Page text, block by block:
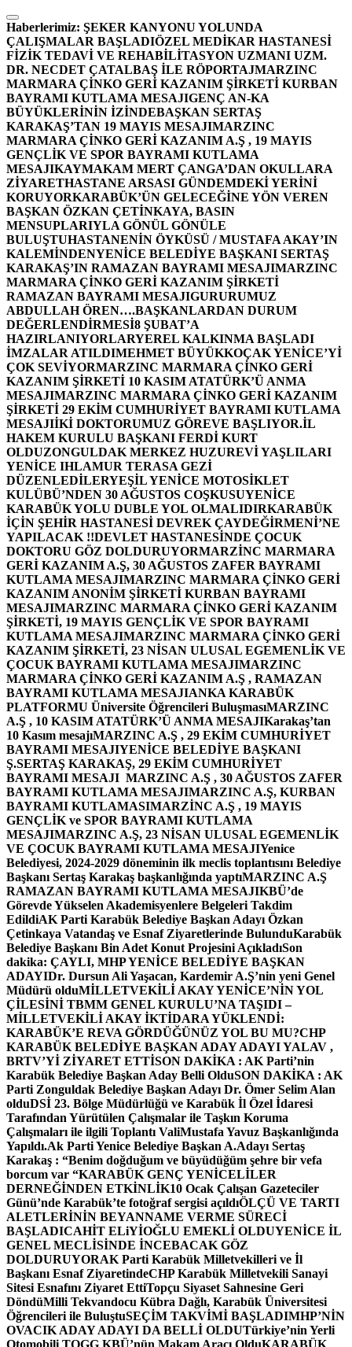
İçeriğe
atla
Haberlerimiz: ŞEKER KANYONU YOLUNDA
ÇALIŞMALAR BAŞLADIÖZEL MEDİKAR HASTANESİ
FİZİK TEDAVİ VE REHABİLİTASYON UZMANI UZM.
DR. NECDET ÇATALBAŞ İLE RÖPORTAJMARZINC
MARMARA ÇİNKO GERİ KAZANIM ŞİRKETİ KURBAN
BAYRAMI KUTLAMA MESAJIGENÇ AN-KA
BÜYÜKLERİNİN İZİNDEBAŞKAN SERTAŞ
KARAKAŞ’TAN 19 MAYIS MESAJIMARZINC
MARMARA ÇİNKO GERİ KAZANIM A.Ş , 19 MAYIS
GENÇLİK VE SPOR BAYRAMI KUTLAMA
MESAJIKAYMAKAM MERT ÇANGA’DAN OKULLARA
ZİYARETHASTANE ARSASI GÜNDEMDEKİ YERİNİ
KORUYORKARABÜK’ÜN GELECEĞİNE YÖN VEREN
BAŞKAN ÖZKAN ÇETİNKAYA, BASIN
MENSUPLARIYLA GÖNÜL GÖNÜLE
BULUŞTUHASTANENİN ÖYKÜSÜ / MUSTAFA AKAY’IN
KALEMİNDENYENİCE BELEDİYE BAŞKANI SERTAŞ
KARAKAŞ’IN RAMAZAN BAYRAMI MESAJIMARZINC
MARMARA ÇİNKO GERİ KAZANIM ŞİRKETİ
RAMAZAN BAYRAMI MESAJIGURURUMUZ
ABDULLAH ÖREN….BAŞKANLARDAN DURUM
DEĞERLENDİRMESİ8 ŞUBAT’A
HAZIRLANIYORLARYEREL KALKINMA BAŞLADI
İMZALAR ATILDIMEHMET BÜYÜKKOÇAK YENİCE’Yİ
ÇOK SEVİYORMARZINC MARMARA ÇİNKO GERİ
KAZANIM ŞİRKETİ 10 KASIM ATATÜRK’Ü ANMA
MESAJIMARZINC MARMARA ÇİNKO GERİ KAZANIM
ŞİRKETİ 29 EKİM CUMHURİYET BAYRAMI KUTLAMA
MESAJIİKİ DOKTORUMUZ GÖREVE BAŞLIYOR.İL
HAKEM KURULU BAŞKANI FERDİ KURT
OLDUZONGULDAK MERKEZ HUZUREVİ YAŞLILARI
YENİCE IHLAMUR TERASA GEZİ
DÜZENLEDİLERYEŞİL YENİCE MOTOSİKLET
KULÜBÜ’NDEN 30 AĞUSTOS COŞKUSUYENİCE
KARABÜK YOLU DUBLE YOL OLMALIDIRKARABÜK
İÇİN ŞEHİR HASTANESİ DEVREK ÇAYDEĞİRMENİ’NE
YAPILACAK !!DEVLET HASTANESİNDE ÇOCUK
DOKTORU GÖZ DOLDURUYORMARZİNC MARMARA
GERİ KAZANIM A.Ş, 30 AĞUSTOS ZAFER BAYRAMI
KUTLAMA MESAJIMARZINC MARMARA ÇİNKO GERİ
KAZANIM ANONİM ŞİRKETİ KURBAN BAYRAMI
MESAJIMARZINC MARMARA ÇİNKO GERİ KAZANIM
ŞİRKETİ, 19 MAYIS GENÇLİK VE SPOR BAYRAMI
KUTLAMA MESAJIMARZINC MARMARA ÇİNKO GERİ
KAZANIM ŞİRKETİ, 23 NİSAN ULUSAL EGEMENLİK VE
ÇOCUK BAYRAMI KUTLAMA MESAJIMARZINC
MARMARA ÇİNKO GERİ KAZANIM A.Ş , RAMAZAN
BAYRAMI KUTLAMA MESAJIANKA KARABÜK
PLATFORMU Üniversite Öğrencileri BuluşmasıMARZINC
A.Ş , 10 KASIM ATATÜRK’Ü ANMA MESAJIKarakaş’tan
10 Kasım mesajıMARZINC A.Ş , 29 EKİM CUMHURİYET
BAYRAMI MESAJIYENİCE BELEDİYE BAŞKANI
Ş.SERTAŞ KARAKAŞ, 29 EKİM CUMHURİYET
BAYRAMI MESAJI MARZINC A.Ş , 30 AĞUSTOS ZAFER
BAYRAMI KUTLAMA MESAJIMARZINC A.Ş, KURBAN
BAYRAMI KUTLAMASIMARZİNC A.Ş , 19 MAYIS
GENÇLİK ve SPOR BAYRAMI KUTLAMA
MESAJIMARZINC A.Ş, 23 NİSAN ULUSAL EGEMENLİK
VE ÇOCUK BAYRAMI KUTLAMA MESAJIYenice
Belediyesi, 2024-2029 döneminin ilk meclis toplantısını Belediye
Başkanı Sertaş Karakaş başkanlığında yaptıMARZINC A.Ş
RAMAZAN BAYRAMI KUTLAMA MESAJIKBÜ’de
Görevde Yükselen Akademisyenlere Belgeleri Takdim
EdildiAK Parti Karabük Belediye Başkan Adayı Özkan
Çetinkaya Vatandaş ve Esnaf Ziyaretlerinde BulunduKarabük
Belediye Başkanı Bin Adet Konut Projesini AçıkladıSon
dakika: ÇAYLI, MHP YENİCE BELEDİYE BAŞKAN
ADAYIDr. Dursun Ali Yaşacan, Kardemir A.Ş’nin yeni Genel
Müdürü olduMİLLETVEKİLİ AKAY YENİCE’NİN YOL
ÇİLESİNİ TBMM GENEL KURULU’NA TAŞIDI –
MİLLETVEKİLİ AKAY İKTİDARA YÜKLENDİ:
KARABÜK’E REVA GÖRDÜĞÜNÜZ YOL BU MU?CHP
KARABÜK BELEDİYE BAŞKAN ADAY ADAYI YALAV ,
BRTV’Yİ ZİYARET ETTİSON DAKİKA : AK Parti’nin
Karabük Belediye Başkan Aday Belli OlduSON DAKİKA : AK
Parti Zonguldak Belediye Başkan Adayı Dr. Ömer Selim Alan
olduDSİ 23. Bölge Müdürlüğü ve Karabük İl Özel İdaresi
Tarafından Yürütülen Çalışmalar ile Taşkın Koruma
Çalışmaları ile ilgili Toplantı ValiMustafa Yavuz Başkanlığında
Yapıldı.Ak Parti Yenice Belediye Başkan A.Adayı Sertaş
Karakaş : “Benim doğduğum ve büyüdüğüm şehre bir vefa
borcum var “KARABÜK GENÇ YENİCELİLER
DERNEĞİNDEN ETKİNLİK10 Ocak Çalışan Gazeteciler
Günü’nde Karabük’te fotoğraf sergisi açıldıÖLÇÜ VE TARTI
ALETLERİNİN BEYANNAME VERME SÜRECİ
BAŞLADICAHİT ELiYİOĞLU EMEKLİ OLDUYENİCE İL
GENEL MECLİSİNDE İNCEBACAK GÖZ
DOLDURUYORAK Parti Karabük Milletvekilleri ve İl
Başkanı Esnaf ZiyaretindeCHP Karabük Milletvekili Sanayi
Sitesi Esnafını Ziyaret EttiTopçu Siyaset Sahnesine Geri
DöndüMilli Tekvandocu Kübra Dağlı, Karabük Üniversitesi
Öğrencileri ile BuluştuSEÇİM TAKVİMİ BAŞLADIMHP’NİN
OVACIK ADAY ADAYI DA BELLİ OLDUTürkiye’nin Yerli
Otomobili TOGG KBÜ’nün Makam Aracı OlduKARABÜK